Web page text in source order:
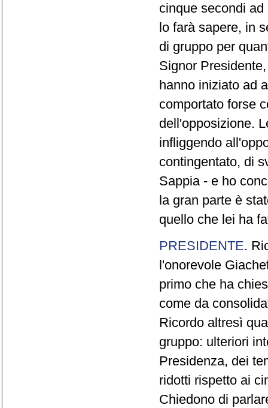
cinque secondi
lo farà sapere, in
di gruppo per
Signor
hanno iniziato ad
comportato forse
dell'opposizione.
infliggendo
contingentato, di
Sappia - e ho
la gran parte è
quello che lei ha
PRESIDENTE.
l'onorevole
primo che ha
come da
Ricordo altresì
gruppo: ulteriori
Presidenza, dei
ridotti rispetto ai
Chiedono di